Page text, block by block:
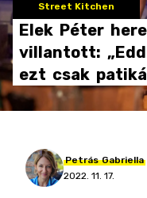
Street Kitchen
Elek Péter
villantott:
ezt csak
Petrás Gabriella
2022. 11. 17.